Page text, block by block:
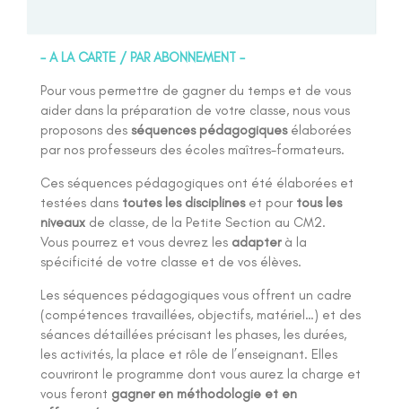
– A LA CARTE / PAR ABONNEMENT –
Pour vous permettre de gagner du temps et de vous
aider dans la préparation de votre classe, nous vous
proposons des séquences pédagogiquesélaborées
par nos professeurs des écoles maîtres-formateurs.
Ces séquences pédagogiques ont été élaborées et
testées dans toutes les disciplineset pourtous les
niveaux de classe, de la Petite Section au CM2.
Vous pourrez et vous devrez les adapterà la
spécificité de votre classe et de vos élèves.
Les séquences pédagogiques vous offrent un cadre
(compétences travaillées, objectifs, matériel…) et des
séances détaillées précisant les phases, les durées,
les activités, la place et rôle de l’enseignant. Elles
couvriront le programme dont vous aurez la charge et
vous feront gagner en méthodologie et en